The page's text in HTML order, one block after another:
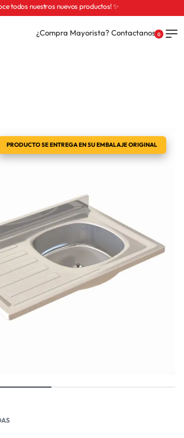
todos nuestros nuevos productos! ✨
¿Compra Mayorista? Contactanos 0
PRODUCTO SE ENTREGA EN SU EMBALAJE ORIGINAL